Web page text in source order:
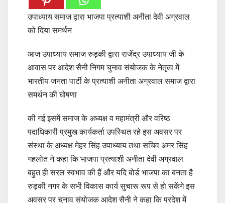
उपाध्याय समाज द्वारा भाजपा प्रत्याशी अनीता देवी अग्रवाल
को दिया समर्थन
आज उपाध्याय समाज रुड़की द्वारा राजेंद्र उपाध्याय जी के
आवास पर आदेश सैनी निगम चुनाव संयोजक के नेतृत्व में
भारतीय जनता पार्टी के प्रत्याशी अनीता अग्रवाल समाज द्वारा
समर्थन की घोषणा
की गई इसमें समाज के अध्यक्ष व महामंत्री और वरिष्ठ
पदाधिकारी प्रमुख कार्यकर्ता उपस्थित रहे इस अवसर पर
संस्था के अध्यक्ष मेहर सिंह उपाध्याय तथा सचिव अमर सिंह
गहलोत ने कहा कि भाजपा प्रत्याशी अनीता देवी अग्रवाल
बहुत ही सरल स्वभाव की हैं और यदि बोर्ड भाजपा का बनता है
रुड़की नगर के सभी विकास कार्य सुचारू रूप से हो सकेंगे इस
अवसर पर चुनाव संयोजक आदेश सैनी ने कहा कि प्रदेश में